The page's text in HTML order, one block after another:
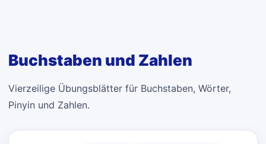
Buchstaben und Zahlen
Vierzeilige Übungsblätter für Buchstaben, Wörter,
Pinyin und Zahlen.